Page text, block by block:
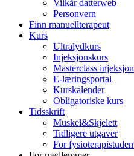
Vilkår datterweb
Personvern
Finn manuellterapeut
Kurs
Ultralydkurs
Injeksjonskurs
Masterclass
E-læringsportal
Kurskalender
Obligatoriske kurs
Tidsskrift
Muskel&Skjelett
Tidligere utgaver
For